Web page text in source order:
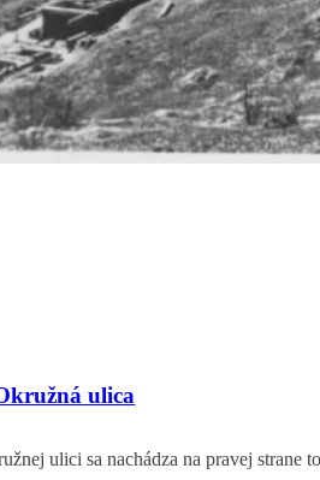
ulica
ulici sa nachádza na pravej